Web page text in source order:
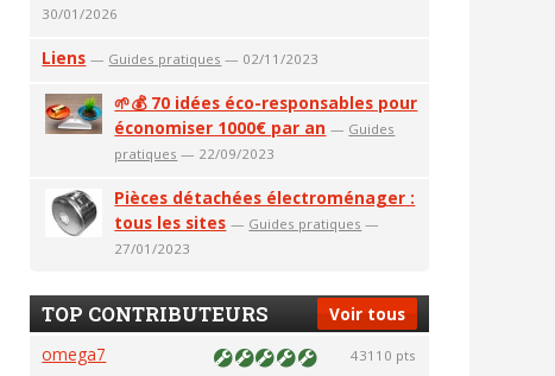
30/01/2026
Liens — Guides pratiques — 02/11/2023
🌱💰 70 idées éco-responsables pour
économiser 1000€ par an — Guides
pratiques — 22/09/2023
Pièces détachées électroménager :
tous les sites — Guides pratiques —
27/01/2023
Voir tous
TOP CONTRIBUTEURS
omega7 43110 pts